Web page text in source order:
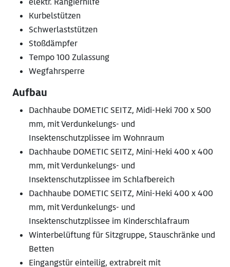
Kurbelstützen
Schwerlaststützen
Stoßdämpfer
Tempo 100 Zulassung
Wegfahrsperre
Aufbau
Dachhaube DOMETIC SEITZ, Midi-Heki 700 x 500
mm, mit Verdunkelungs- und
Insektenschutzplissee im Wohnraum
Dachhaube DOMETIC SEITZ, Mini-Heki 400 x 400
mm, mit Verdunkelungs- und
Insektenschutzplissee im Schlafbereich
Dachhaube DOMETIC SEITZ, Mini-Heki 400 x 400
mm, mit Verdunkelungs- und
Insektenschutzplissee im Kinderschlafraum
Winterbelüftung für Sitzgruppe, Stauschränke und
Betten
Eingangstür einteilig, extrabreit mit